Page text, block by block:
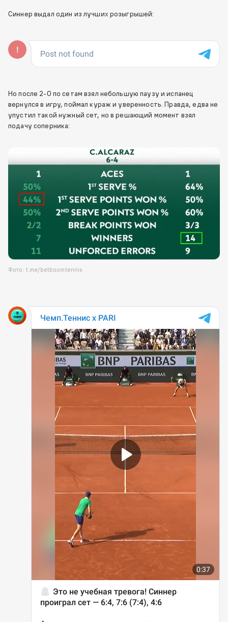
Синнер выдал один из лучших розыгрышей:
Но после 2-0 по сетам взял небольшую паузу и испанец
вернулся в игру, поймал кураж и уверенность. Правда, едва не
упустил такой нужный сет, но в решающий момент взял
подачу соперника:
Фото: t.me/betboomtennis